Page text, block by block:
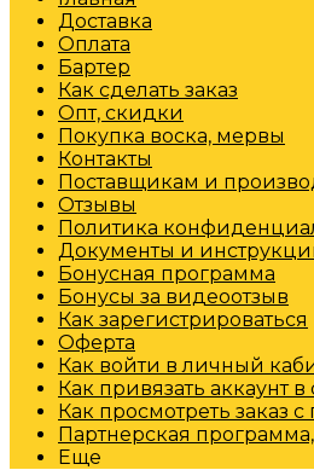
Доставка
Оплата
Бартер
Как сделать заказ
Опт, скидки
Покупка воска, мервы
Контакты
Поставщикам и
Отзывы
Политика
Документы и
Бонусная программа
Бонусы за видеоотзыв
Как зарегистрироваться
Оферта
Как войти в личный
Как привязать аккаунт
Как просмотреть
Партнерская
Еще